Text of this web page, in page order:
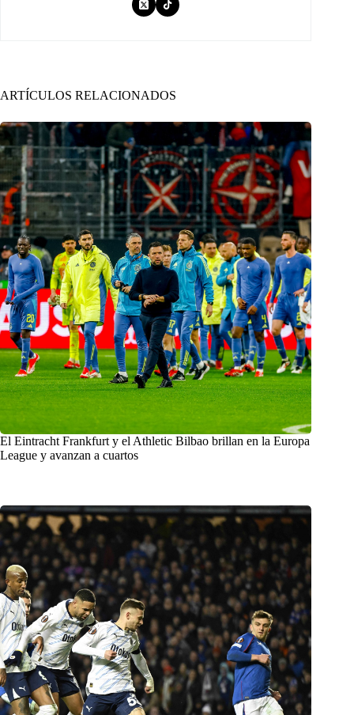
ARTÍCULOS RELACIONADOS
El Eintracht Frankfurt y el Athletic Bilbao brillan en la Europa
League y avanzan a cuartos